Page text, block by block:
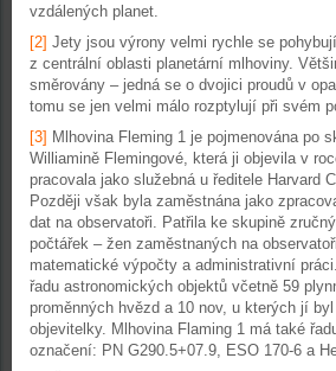
vzdálených planet.
[2] Jety jsou výrony velmi rychle se
z centrální oblasti planetární mlhoviny.
směrovány – jedná se o dvojici proudů v
tomu se jen velmi málo rozptylují při svém
[3] Mlhovina Fleming 1 je pojmenována po
Williamině Flemingové, která ji objevila v
pracovala jako služebná u ředitele Harvard
Později však byla zaměstnána jako
dat na observatoři. Patřila ke skupině
počtářek – žen zaměstnaných na
matematické výpočty a administrativní
řadu astronomických objektů včetně 59
proměnných hvězd a 10 nov, u kterých jí
objevitelky. Mlhovina Flaming 1 má také
označení: PN G290.5+07.9, ESO 170-6 a